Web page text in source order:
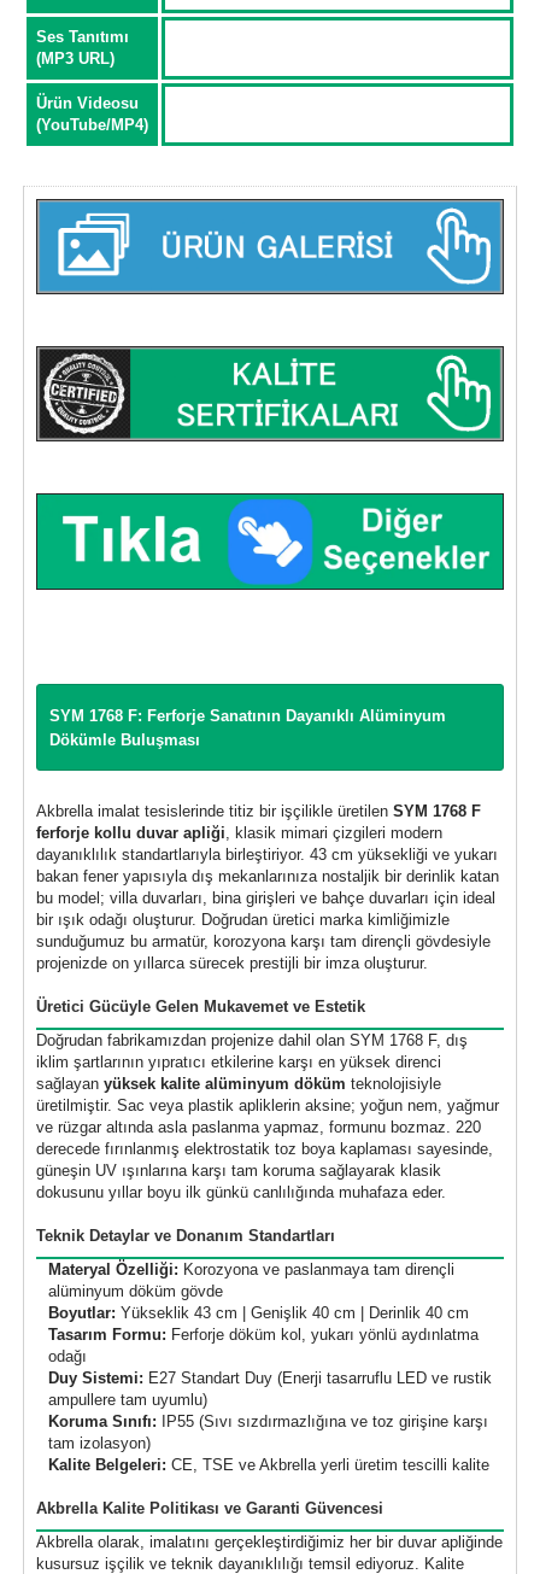
Ses Tanıtımı
(MP3 URL)
Ürün Videosu
(YouTube/MP4)
SYM 1768 F: Ferforje Sanatının Dayanıklı Alüminyum
Dökümle Buluşması
Akbrella imalat tesislerinde titiz bir işçilikle üretilen SYM 1768 F
ferforje kollu duvar apliği , klasik mimari çizgileri modern
dayanıklılık standartlarıyla birleştiriyor. 43 cm yüksekliği ve yukarı
bakan fener yapısıyla dış mekanlarınıza nostaljik bir derinlik katan
bu model; villa duvarları, bina girişleri ve bahçe duvarları için ideal
bir ışık odağı oluşturur. Doğrudan üretici marka kimliğimizle
sunduğumuz bu armatür, korozyona karşı tam dirençli gövdesiyle
projenizde on yıllarca sürecek prestijli bir imza oluşturur.
Üretici Gücüyle Gelen Mukavemet ve Estetik
Doğrudan fabrikamızdan projenize dahil olan SYM 1768 F, dış
iklim şartlarının yıpratıcı etkilerine karşı en yüksek direnci
sağlayan yüksek kalite alüminyum döküm teknolojisiyle
üretilmiştir. Sac veya plastik apliklerin aksine; yoğun nem, yağmur
ve rüzgar altında asla paslanma yapmaz, formunu bozmaz. 220
derecede fırınlanmış elektrostatik toz boya kaplaması sayesinde,
güneşin UV ışınlarına karşı tam koruma sağlayarak klasik
dokusunu yıllar boyu ilk günkü canlılığında muhafaza eder.
Teknik Detaylar ve Donanım Standartları
Materyal Özelliği: Korozyona ve paslanmaya tam dirençli
alüminyum döküm gövde
Boyutlar: Yükseklik 43 cm | Genişlik 40 cm | Derinlik 40 cm
Tasarım Formu: Ferforje döküm kol, yukarı yönlü aydınlatma
odağı
Duy Sistemi: E27 Standart Duy (Enerji tasarruflu LED ve rustik
ampullere tam uyumlu)
Koruma Sınıfı: IP55 (Sıvı sızdırmazlığına ve toz girişine karşı
tam izolasyon)
Kalite Belgeleri: CE, TSE ve Akbrella yerli üretim tescilli kalite
Akbrella Kalite Politikası ve Garanti Güvencesi
Akbrella olarak, imalatını gerçekleştirdiğimiz her bir duvar apliğinde
kusursuz işçilik ve teknik dayanıklılığı temsil ediyoruz. Kalite